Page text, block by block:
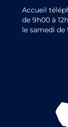
Accueil
de 9h00 à
le samedi de